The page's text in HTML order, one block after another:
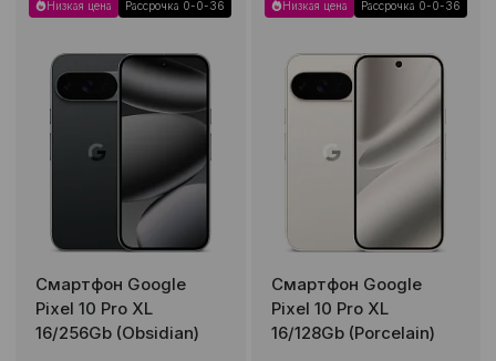
Низкая цена Рассрочка 0-0-36
Смартфон Google
Pixel 10 Pro XL
16/256Gb (Obsidian)
Низкая цена Рассрочка 0-0-36
Смартфон Google
Pixel 10 Pro XL
16/128Gb (Porcelain)